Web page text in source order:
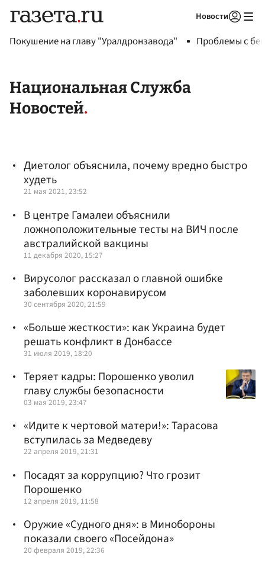
Новости
Покушение на главу "Уралдронзавода" Проблемы с
Национальная Служба
Новостей
Диетолог объяснила, почему вредно быстро
худеть
21 мая 2021, 23:52
В центре Гамалеи объяснили
ложноположительные тесты на ВИЧ после
австралийской вакцины
11 декабря 2020, 15:27
Вирусолог рассказал о главной ошибке
заболевших коронавирусом
30 сентября 2020, 21:59
«Больше жесткости»: как Украина будет
решать конфликт в Донбассе
31 июля 2019, 18:20
Теряет кадры: Порошенко уволил
главу службы безопасности
03 мая 2019, 23:47
«Идите к чертовой матери!»: Тарасова
вступилась за Медведеву
22 апреля 2019, 21:31
Посадят за коррупцию? Что грозит
Порошенко
12 апреля 2019, 11:58
Оружие «Судного дня»: в Минобороны
показали своего «Посейдона»
20 февраля 2019, 22:36